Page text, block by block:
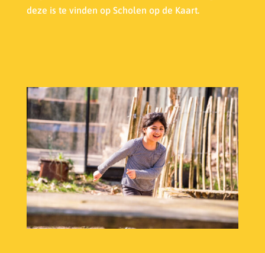
deze is te vinden op Scholen op de Kaart.